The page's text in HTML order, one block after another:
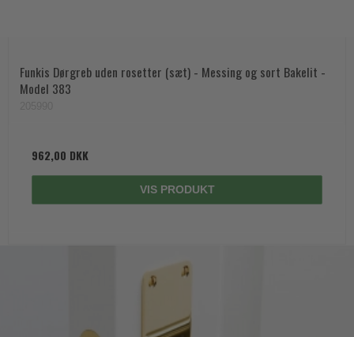
Funkis Dørgreb uden rosetter (sæt) - Messing og sort Bakelit -
Model 383
962,00 DKK
VIS PRODUKT